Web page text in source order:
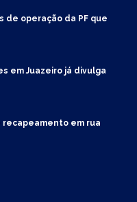
de operação da PF que
em Juazeiro já divulga
recapeamento em rua